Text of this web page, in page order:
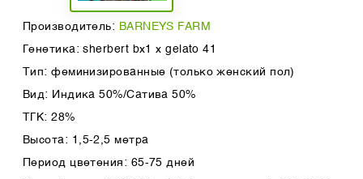
Производитель: BARNEYS FARM
Генетика: sherbert bx1 x gelato 41
Тип: феминизированные (только женский пол)
Вид: Индика 50%/Сатива 50%
ТГК: 28%
Высота: 1,5-2,5 метра
Период цветения: 65-75 дней